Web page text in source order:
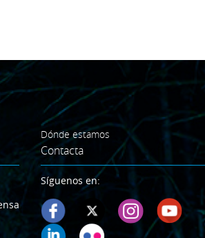
Dónde estamos
Contacta
Síguenos en: